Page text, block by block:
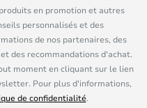
en promotion et autres
personnalisés et des
de nos partenaires, des
des recommandations d'achat.
moment en cliquant sur le lien
Pour plus d'informations,
de confidentialité.